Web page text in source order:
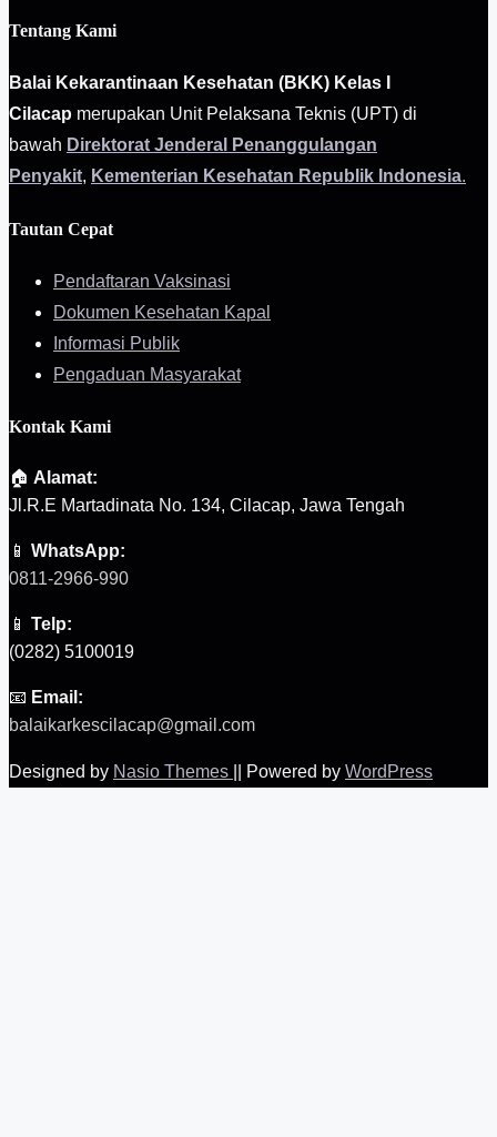
Tentang Kami
Balai Kekarantinaan Kesehatan (BKK) Kelas I
Cilacap merupakan Unit Pelaksana Teknis (UPT) di
bawah Direktorat Jenderal Penanggulangan
Penyakit, Kementerian Kesehatan Republik Indonesia.
Tautan Cepat
Pendaftaran Vaksinasi
Dokumen Kesehatan Kapal
Informasi Publik
Pengaduan Masyarakat
Kontak Kami
🏠 Alamat:
Jl.R.E Martadinata No. 134, Cilacap, Jawa Tengah
📱 WhatsApp:
0811-2966-990
📱 Telp:
(0282) 5100019
📧 Email:
balaikarkescilacap@gmail.com
Designed by Nasio Themes Powered by WordPress